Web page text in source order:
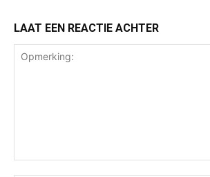
LAAT EEN REACTIE ACHTER